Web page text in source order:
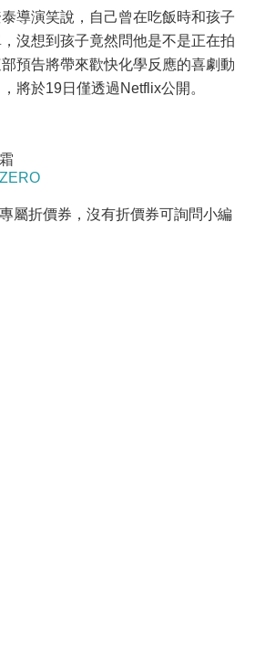
導演笑說，自己曾在吃飯時和孩子
沒想到孩子竟然問他是不是正在拍
部預告將帶來歡快化學反應的喜劇動
，將於19日僅透過Netflix公開。
屬折價券，沒有折價券可詢問小編